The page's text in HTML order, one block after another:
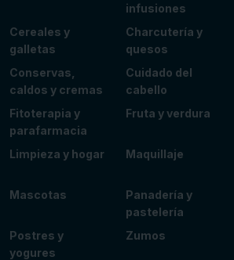
infusiones
Cereales y
galletas
Charcutería y
quesos
Conservas,
caldos y cremas
Cuidado del
cabello
Fitoterapia y
parafarmacia
Fruta y verdura
Limpieza y hogar
Maquillaje
Mascotas
Panadería y
pastelería
Postres y
yogures
Zumos